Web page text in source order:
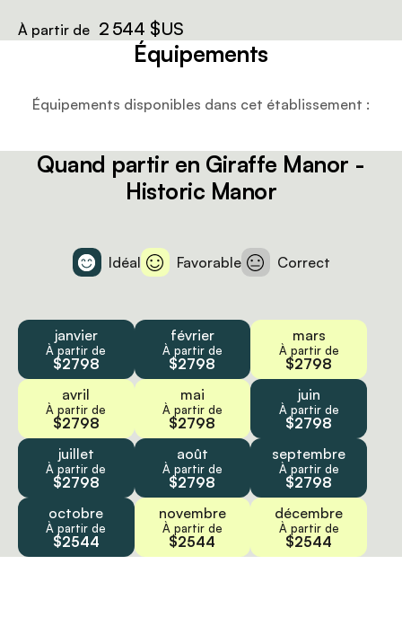
lorsqu'ils passent par là. C'est la hauteur parfaite pour
les girafes ! La grande salle de bain principale a une
douche et il y a une autre douche compacte et des
Marlon ont le privilège de séjourner dans la chambre
tout le monde, Marlon Brando, un ami des anciens
propriétaires du Giraffe Manor.
À partir de 2 544 $US
Équipements
Équipements disponibles dans cet établissement :
Quand partir en Giraffe Manor -
Historic Manor
Idéal Favorable Correct
janvier
À partir de
$2798
février
À partir de
$2798
mars
À partir de
$2798
avril
À partir de
$2798
mai
À partir de
$2798
juin
À partir de
$2798
juillet
À partir de
$2798
août
À partir de
$2798
septembre
À partir de
$2798
octobre
À partir de
$2544
novembre
À partir de
$2544
décembre
À partir de
$2544